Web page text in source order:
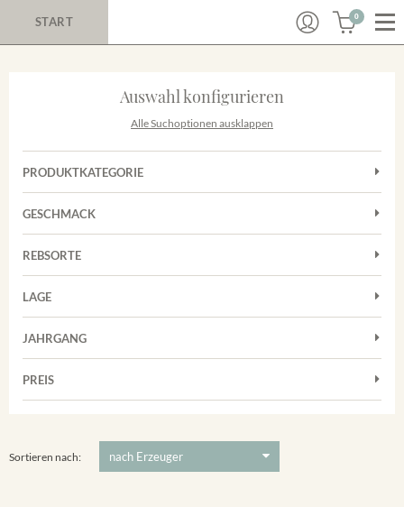
START 0
Auswahl konfigurieren
Alle Suchoptionen ausklappen
PRODUKTKATEGORIE
Cuvées
Rosé
Weißwein
GESCHMACK
Trocken
REBSORTE
Chardonnay
Grauburgunder
Riesling
LAGE
Achkarrer Schlossberg
Vorderer Winklerberg
Winklerberg Hinter Winklen
JAHRGANG
PREIS
Sortieren nach: